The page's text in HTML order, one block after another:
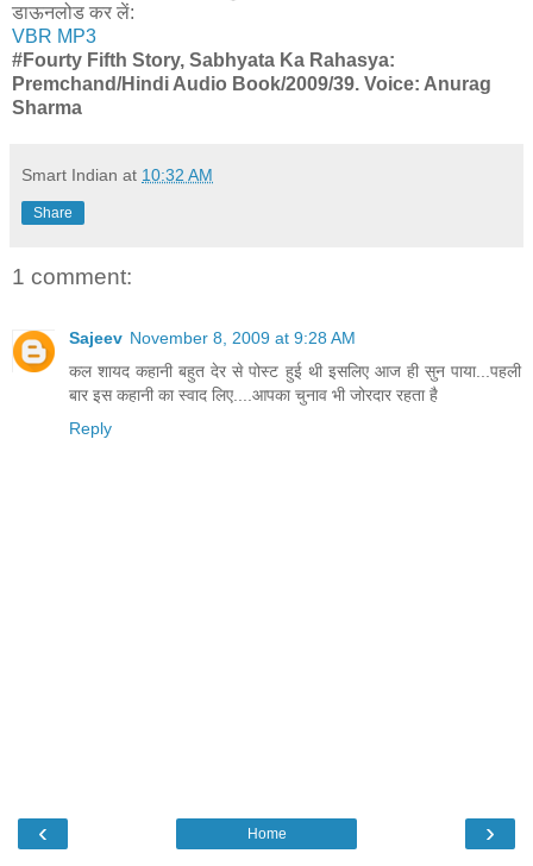
डाऊनलोड कर लें:
VBR MP3
#Fourty Fifth Story, Sabhyata Ka Rahasya:
Premchand/Hindi Audio Book/2009/39. Voice: Anurag
Sharma
Smart Indian at 10:32 AM
Share
1 comment:
Sajeev November 8, 2009 at 9:28 AM
कल शायद कहानी बहुत देर से पोस्ट हुई थी इसलिए आज ही सुन पाया...पहली
बार इस कहानी का स्वाद लिए....आपका चुनाव भी जोरदार रहता है
Reply
‹ ›
Home